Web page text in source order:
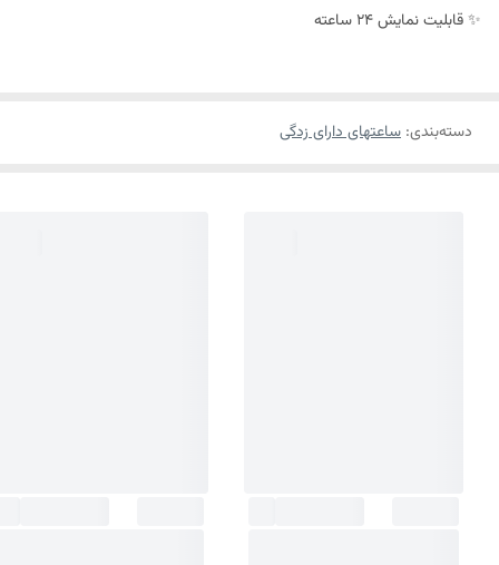
✨ قابلیت نمایش ۲۴ ساعته
دسته‌بندی: ساعتهای دارای زدگی